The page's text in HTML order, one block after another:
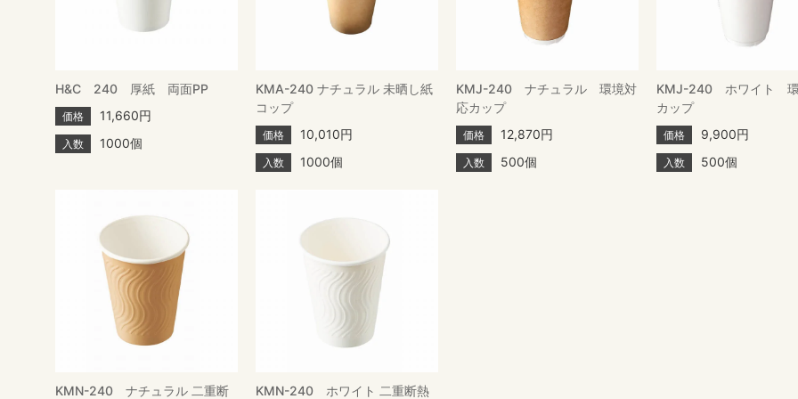
H&C 240 厚紙 両面PP
価格 11,660円
入数 1000個
KMA-240 ナチュラル 未晒し紙
コップ
価格 10,010円
入数 1000個
KMJ-240 ナチュラル 環境対
応カップ
価格 12,870円
入数 500個
KMJ-240 ホワイト 環
カップ
価格 9,900円
入数 500個
KMN-240 ナチュラル 二重断 KMN-240 ホワイト 二重断熱